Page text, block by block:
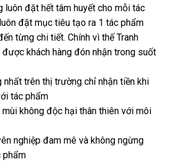
luôn đặt hết tâm huyết cho mỗi tác
đặt mục tiêu tạo ra 1 tác phẩm
từng chi tiết. Chính vì thế Tranh
khách hàng đón nhận trong suốt
nhất trên thị trường chỉ nhận tiền khi
tác phẩm
mùi không độc hại thân thiên với môi
nghiệp đam mê và không ngừng
phẩm